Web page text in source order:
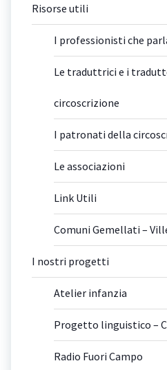
Risorse utili
I professionisti che
Le traduttrici e i
circoscrizione
I patronati della
Le associazioni
Link Utili
Comuni Gemellati –
I nostri progetti
Atelier infanzia
Progetto linguistico –
Radio Fuori Campo